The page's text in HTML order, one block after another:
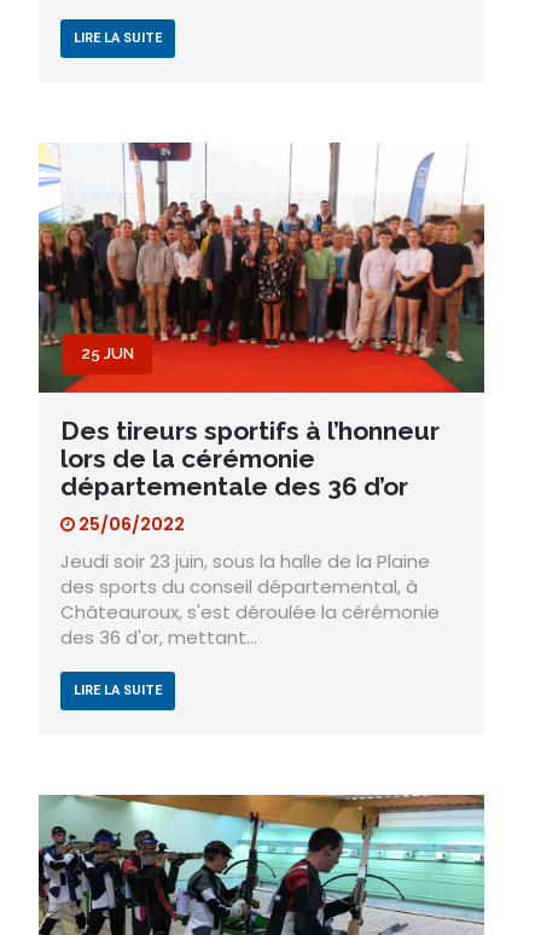
LIRE LA SUITE
25 JUN
Des tireurs sportifs à l’honneur
lors de la cérémonie
départementale des 36 d’or
25/06/2022
Jeudi soir 23 juin, sous la halle de la Plaine
des sports du conseil départemental, à
Châteauroux, s'est déroulée la cérémonie
des 36 d'or, mettant…
LIRE LA SUITE